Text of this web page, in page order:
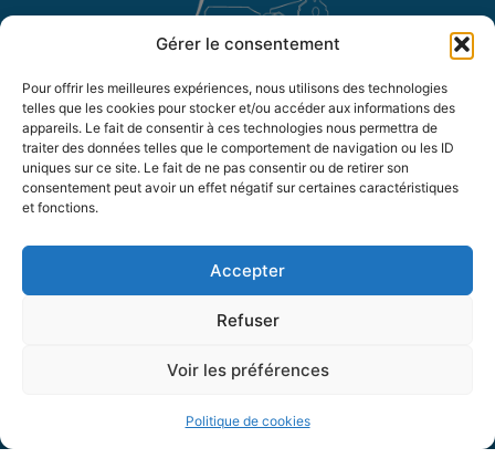
Gérer le consentement
Pour offrir les meilleures expériences, nous utilisons des technologies
telles que les cookies pour stocker et/ou accéder aux informations des
appareils. Le fait de consentir à ces technologies nous permettra de
traiter des données telles que le comportement de navigation ou les ID
uniques sur ce site. Le fait de ne pas consentir ou de retirer son
consentement peut avoir un effet négatif sur certaines caractéristiques
et fonctions.
Accepter
Refuser
Voir les préférences
Politique de cookies
Mairie de Larra
Place Maurice Pontich,
31330 LARRA
05 61 82 62 54
Nous contacter
Horaires d’ouverture
Lundi de 14h à 17h30
Mercredi de 8h30 à 12h et de 14h à 17h30
Jeudi de 8h30 à 12h